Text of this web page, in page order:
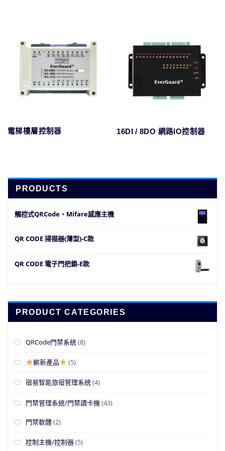
電梯樓層控制器 16DI / 8DO 網路IO控制器
PRODUCTS
觸控式QRCode、Mifare感應主機
QR CODE 掃描器(薄型)-C款
QR CODE 電子門把鎖-E款
PRODUCT CATEGORIES
QRCode門禁系統(8)
嶄新產品 (5)
宿易智能旅宿管理系統(4)
門禁管理系統/門禁讀卡機(43)
門禁軟體(2)
控制主機/控制器(5)